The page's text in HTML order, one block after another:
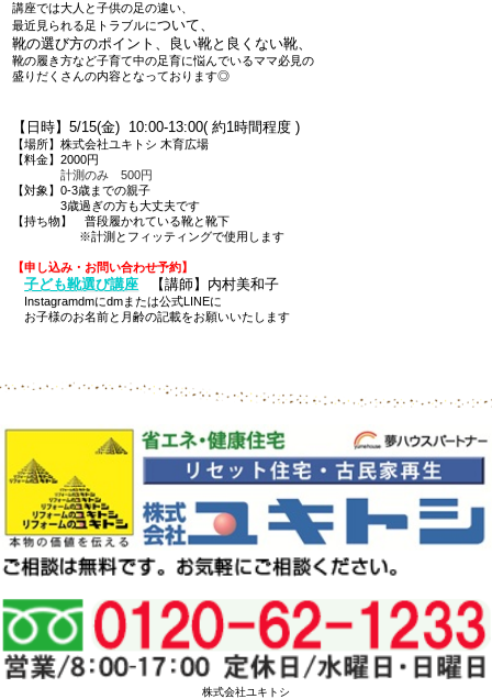
講座では大人と子供の足の違い、
最近見られる足トラブルについて、
靴の選び方のポイント、良い靴と良くない靴、
靴の履き方など子育て中の足育に悩んでいるママ必見の
盛りだくさんの内容となっております◎
【日時】5/15(金) 10:00-13:00( 約1時間程度 )
【場所】株式会社ユキトシ 木育広場
【料金】2000円
計測のみ 500円
【対象】0-3歳までの親子
3歳過ぎの方も大丈夫です
【持ち物】 普段履かれている靴と靴下
※計測とフィッティングで使用します
【申し込み・お問い合わせ予約】
子ども靴選び講座 【講師】内村美和子
Instagramdmにdmまたは公式LINEに
お子様のお名前と月齢の記載をお願いいたします
株式会社ユキトシ